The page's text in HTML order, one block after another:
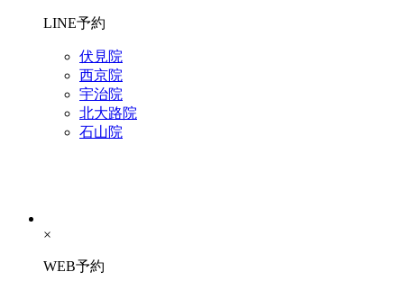
LINE予約
伏見院
西京院
宇治院
北大路院
石山院
×
WEB予約